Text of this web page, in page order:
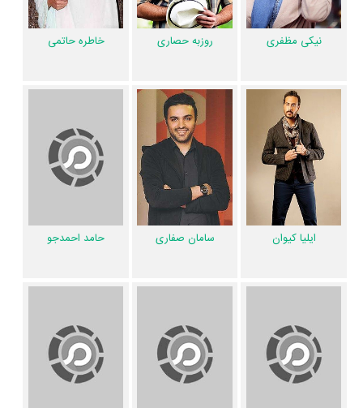
نیکی مظفری روزبه حصاری خاطره حاتمی
ایلیا کیوان سامان صفاری حامد احمدجو